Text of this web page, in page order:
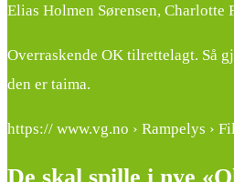
Elias Holmen Sørensen, Charlotte
Overraskende OK tilrettelagt. Så
den er taima.
https:// www.vg.no › Rampelys ›